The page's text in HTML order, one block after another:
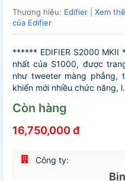
Thương hiệu: Edifier
Xem
của Edifier
****** EDIFIER S2000
nhất của S1000, được
như tweeter màng phẳng,
khiển mới nhiều chức năng,
Còn hàng
16,750,000 đ
Công ty: